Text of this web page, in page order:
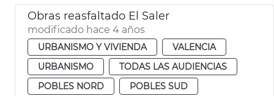
Obras reasfaltado El Saler
modificado hace 4 años
URBANISMO Y VIVIENDA
VALENCIA
URBANISMO
TODAS LAS AUDIENCIAS
POBLES NORD
POBLES SUD